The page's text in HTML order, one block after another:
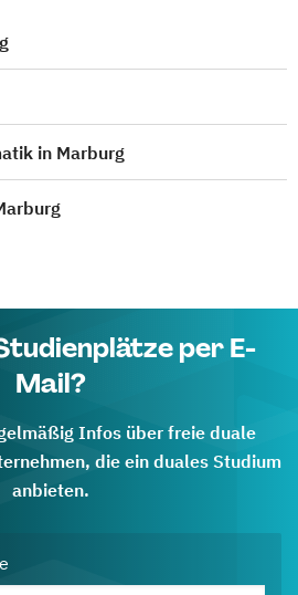
in Marburg
per E-
Mail?
Infos über freie duale
die ein duales Studium
anbieten.